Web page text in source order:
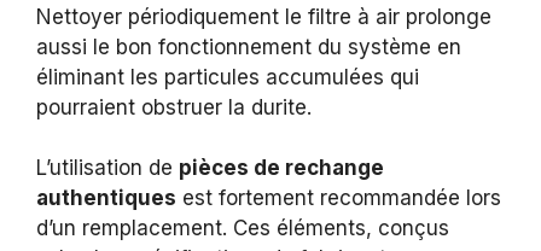
Nettoyer périodiquement le filtre à air prolonge
aussi le bon fonctionnement du système en
éliminant les particules accumulées qui
pourraient obstruer la durite.
L’utilisation de pièces de rechange
authentiques est fortement recommandée lors
d’un remplacement. Ces éléments, conçus